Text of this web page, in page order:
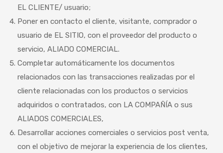
EL CLIENTE/ usuario;
Poner en contacto el cliente, visitante, comprador o
usuario de EL SITIO, con el proveedor del producto o
servicio, ALIADO COMERCIAL.
Completar automáticamente los documentos
relacionados con las transacciones realizadas por el
cliente relacionadas con los productos o servicios
adquiridos o contratados, con LA COMPAÑÍA o sus
ALIADOS COMERCIALES,
Desarrollar acciones comerciales o servicios post venta,
con el objetivo de mejorar la experiencia de los clientes,